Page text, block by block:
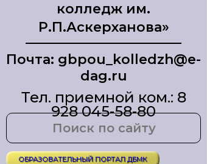
колледж им.
Р.П.Аскерханова»
Почта: gbpou_kolledzh@e-
dag.ru
Тел. приемной ком.: 8
928 045-58-80
ОБРАЗОВАТЕЛЬНЫЙ ПОРТАЛ ДБМК